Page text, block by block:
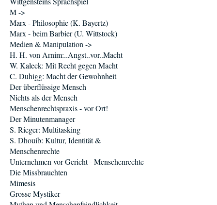
M ->
Marx - Philosophie (K. Bayertz)
Marx - beim Barbier (U. Wittstock)
Medien & Manipulation ->
H. H. von Arnim:..Angst..vor..Macht
W. Kaleck: Mit Recht gegen Macht
C. Duhigg: Macht der Gewohnheit
Der überflüssige Mensch
Nichts als der Mensch
Menschenrechtspraxis - vor Ort!
Der Minutenmanager
S. Rieger: Multitasking
S. Dhouib: Kultur, Identität &
Menschenrechte
Unternehmen vor Gericht - Menschenrechte
Die Missbrauchten
Mimesis
Grosse Mystiker